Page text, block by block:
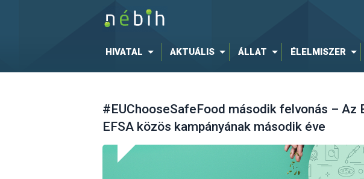
HIVATAL AKTUÁLIS ÁLLAT ÉLELMISZER
#EUChooseSafeFood második felvonás – Az
EFSA közös kampányának második éve